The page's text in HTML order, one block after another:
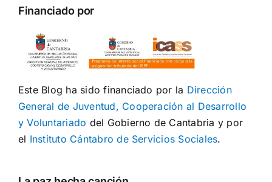
Financiado por
Este Blog ha sido financiado por la Dirección
General de Juventud, Cooperación al Desarrollo
y Voluntariado del Gobierno de Cantabria y por
el Instituto Cántabro de Servicios Sociales.